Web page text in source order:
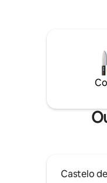
ondas
ou visitar a
cafeteria, loja
Castelo